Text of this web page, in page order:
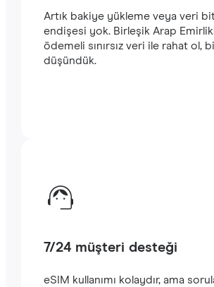
Artık bakiye yükleme veya veri
endişesi yok. Birleşik Arap
ödemeli sınırsız veri ile rahat ol,
düşündük.
7/24 müşteri desteği
eSIM kullanımı kolaydır, ama